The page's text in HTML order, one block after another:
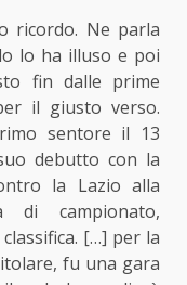
ricordo. Ne parla
lo ha illuso e poi
fin dalle prime
il giusto verso.
sentore il 13
debutto con la
la Lazio alla
di campionato,
[…] per la
fu una gara